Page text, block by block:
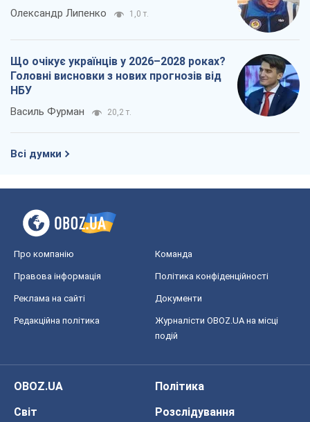
Олександр Липенко 1,0 т.
Що очікує українців у 2026–2028 роках?
Головні висновки з нових прогнозів від
НБУ
Василь Фурман 20,2 т.
Всі думки
Про компанію Команда
Правова інформація Політика конфіденційності
Реклама на сайті Документи
Редакційна політика
Журналісти OBOZ.UA на місці
подій
OBOZ.UA
Політика
Світ
Розслідування